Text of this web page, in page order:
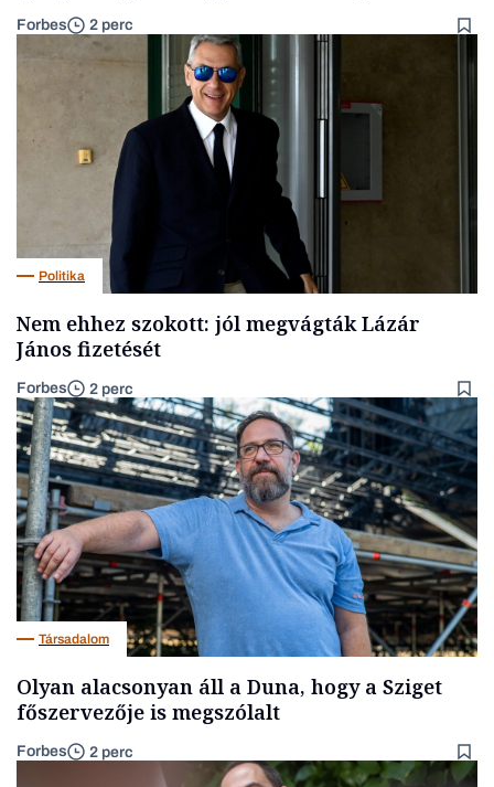
Forbes 2 perc
Politika
Nem ehhez szokott: jól megvágták Lázár
János fizetését
Forbes 2 perc
Társadalom
Olyan alacsonyan áll a Duna, hogy a Sziget
főszervezője is megszólalt
Forbes 2 perc